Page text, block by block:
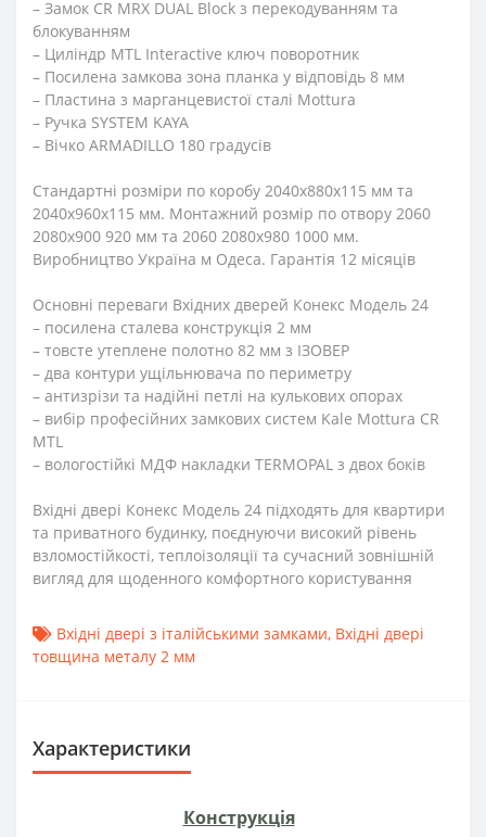
– Замок CR MRX DUAL Block з перекодуванням та
блокуванням
– Циліндр MTL Interactive ключ поворотник
– Посилена замкова зона планка у відповідь 8 мм
– Пластина з марганцевистої сталі Mottura
– Ручка SYSTEM KAYA
– Вічко ARMADILLO 180 градусів
Стандартні розміри по коробу 2040х880х115 мм та
2040х960х115 мм. Монтажний розмір по отвору 2060
2080х900 920 мм та 2060 2080х980 1000 мм.
Виробництво Україна м Одеса. Гарантія 12 місяців
Основні переваги Вхідних дверей Конекс Модель 24
– посилена сталева конструкція 2 мм
– товсте утеплене полотно 82 мм з ІЗОВЕР
– два контури ущільнювача по периметру
– антизрізи та надійні петлі на кулькових опорах
– вибір професійних замкових систем Kale Mottura CR
MTL
– вологостійкі МДФ накладки TERMOPAL з двох боків
Вхідні двері Конекс Модель 24 підходять для квартири
та приватного будинку, поєднуючи високий рівень
взломостійкості, теплоізоляції та сучасний зовнішній
вигляд для щоденного комфортного користування
Вхідні двері з італійськими замками, Вхідні двері
товщина металу 2 мм
Характеристики
Конструкція